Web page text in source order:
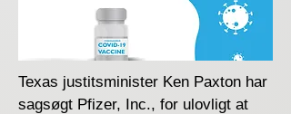
Texas justitsminister Ken Paxton har
sagsøgt Pfizer, Inc., for ulovligt at